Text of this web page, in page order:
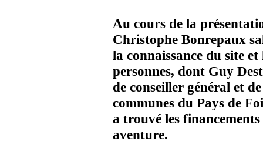
Au cours de la
Christophe Bonrepaux
la connaissance du site
personnes, dont Guy
de conseiller général et
communes du Pays de
a trouvé les financements
aventure.